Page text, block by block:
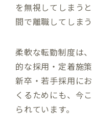
を無視してしまう
間で離職してしま
柔軟な転勤制度は
的な採用・定着施
新卒・若手採用に
くるためにも、今
られています。